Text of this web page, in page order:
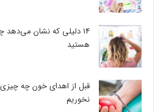
14 دلیلی که نشان
هستید
قبل از اهدای خون چه
نخوریم